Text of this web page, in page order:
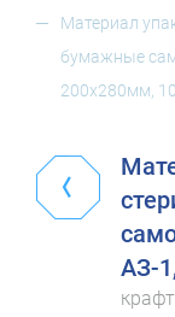
Материал
бумажные
200х280мм,
АЗ-
крафт